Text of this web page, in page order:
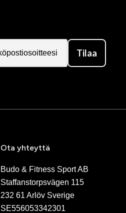
Tilaa
Ota yhteyttä
Budo & Fitness Sport AB
Staffanstorpsvägen 115
232 61 Arlöv Sverige
SE556053342301